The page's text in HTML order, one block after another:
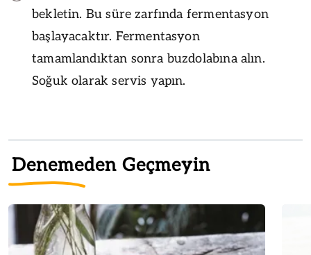
bekletin. Bu süre zarfında fermentasyon
başlayacaktır. Fermentasyon
tamamlandıktan sonra buzdolabına alın.
Soğuk olarak servis yapın.
Denemeden Geçmeyin